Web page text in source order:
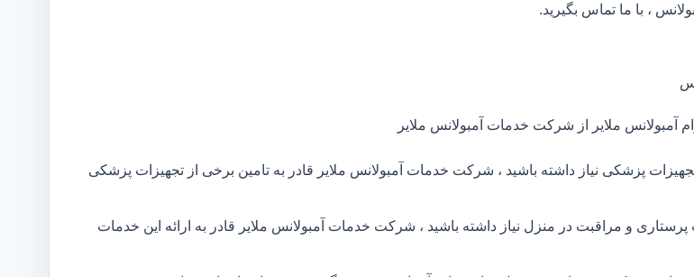
، با ما تماس بگیرید.
آمبولانس ملایر از شرکت خدمات آمبولانس ملایر
پزشکی نیاز داشته باشید ، شرکت خدمات آمبولانس ملایر قادر به تامین برخی از تجهیزات پزشکی
و مراقبت در منزل نیاز داشته باشید ، شرکت خدمات آمبولانس ملایر قادر به ارائه این خدمات